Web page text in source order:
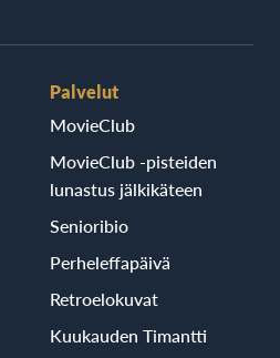
Palvelut
MovieClub
MovieClub -pisteiden
lunastus jälkikäteen
Senioribio
Perheleffapäivä
Retroelokuvat
Kuukauden Timantti